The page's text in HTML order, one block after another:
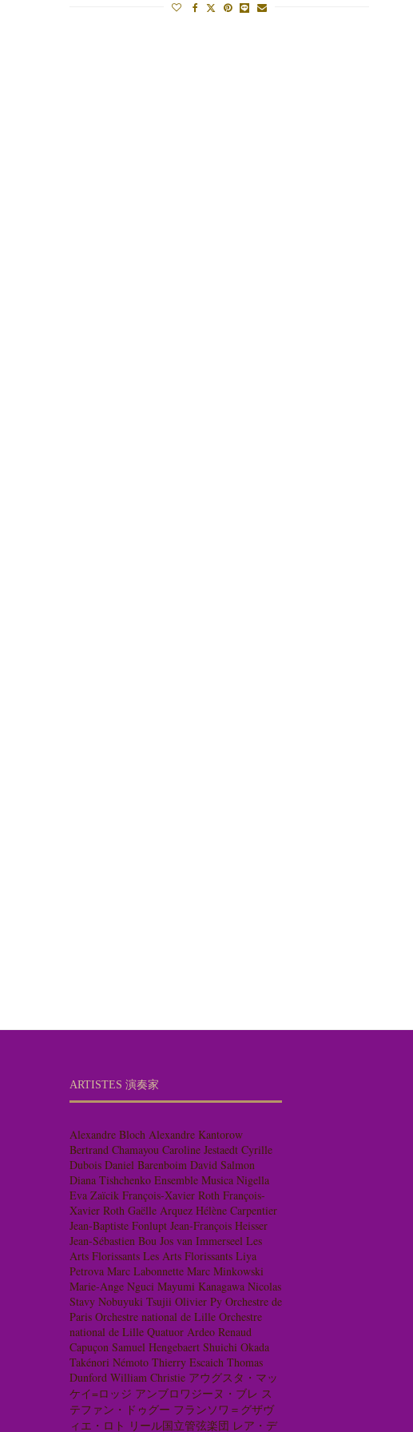
ARTISTES 演奏家
Alexandre Bloch Alexandre Kantorow
Bertrand Chamayou Caroline Jestaedt Cyrille
Dubois Daniel Barenboim David Salmon
Diana Tishchenko Ensemble Musica Nigella
Eva Zaïcik François-Xavier Roth François-
Xavier Roth Gaëlle Arquez Hélène Carpentier
Jean-Baptiste Fonlupt Jean-François Heisser
Jean-Sébastien Bou Jos van Immerseel Les
Arts Florissants Les Arts Florissants Liya
Petrova Marc Labonnette Marc Minkowski
Marie-Ange Nguci Mayumi Kanagawa Nicolas
Stavy Nobuyuki Tsujii Olivier Py Orchestre de
Paris Orchestre national de Lille Orchestre
national de Lille Quatuor Ardeo Renaud
Capuçon Samuel Hengebaert Shuichi Okada
Takénori Némoto Thierry Escaich Thomas
Dunford William Christie アウグスタ・マッ
ケイ=ロッジ アンブロワジーヌ・ブレ ス
テファン・ドゥグー フランソワ＝グザヴ
ィエ・ロト リール国立管弦楽団 レア・デ